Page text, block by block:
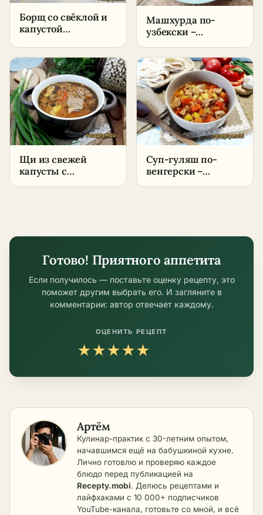
Борщ со свёклой и
капустой
в домашних
условиях
Машхурда по-
узбекски –
в домашних
условиях
Щи из свежей
капусты с
Суп-гуляш по-
венгерски –
Готово! Приятного аппетита
Если получилось — поставьте оценку рецепту, это
поможет другим выбрать его. И загляните в
комментарии: автор отвечает каждому.
ОЦЕНИТЬ РЕЦЕПТ
★★★★★
Артём
Кулинар-практик с 30-летним опытом,
начавшимся ещё на бабушкиной кухне.
Лично готовлю и проверяю каждое
блюдо перед публикацией на
Recepty.mobi. Делюсь рецептами и
лайфхаками с 10 000+ подписчиков
YouTube-канала, готовьте со мной, и всё